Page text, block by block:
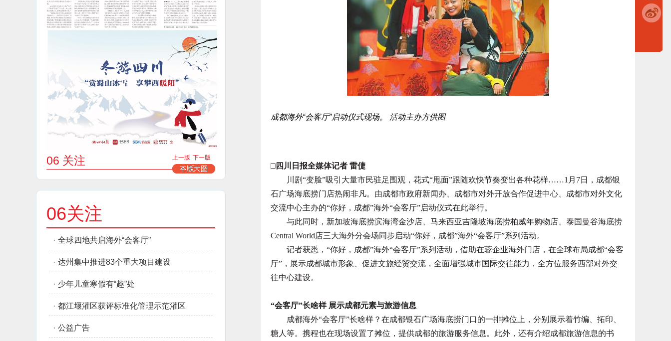
06 关注 上一版 下一版
06关注
· 全球四地共启海外“会客厅”
· 达州集中推进83个重大项目建设
· 少年儿童寒假有“趣”处
· 都江堰灌区获评标准化管理示范灌区
· 公益广告
成都海外“会客厅”启动仪式现场。 活动主办方供图
□四川日报全媒体记者 雷倢
川剧“变脸”吸引大量市民驻足围观，花式“甩面”跟随欢快节奏变出各种花样……1月7日，成都银
石广场海底捞门店热闹非凡。由成都市政府新闻办、成都市对外开放合作促进中心、成都市对外文化
交流中心主办的“你好，成都”海外“会客厅”启动仪式在此举行。
与此同时，新加坡海底捞滨海湾金沙店、马来西亚吉隆坡海底捞柏威年购物店、泰国曼谷海底捞
Central World店三大海外分会场同步启动“你好，成都”海外“会客厅”系列活动。
记者获悉，“你好，成都”海外“会客厅”系列活动，借助在蓉企业海外门店，在全球布局成都“会客
厅”，展示成都城市形象、促进文旅经贸交流，全面增强城市国际交往能力，全方位服务西部对外交
往中心建设。
“会客厅”长啥样 展示成都元素与旅游信息
成都海外“会客厅”长啥样？在成都银石广场海底捞门口的一排摊位上，分别展示着竹编、拓印、
糖人等。携程也在现场设置了摊位，提供成都的旅游服务信息。此外，还有介绍成都旅游信息的书